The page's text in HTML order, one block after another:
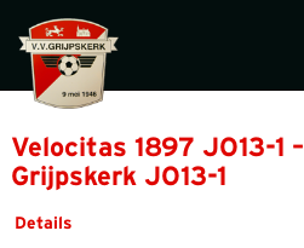
Velocitas 1897 JO13-1 –
Grijpskerk JO13-1
Details